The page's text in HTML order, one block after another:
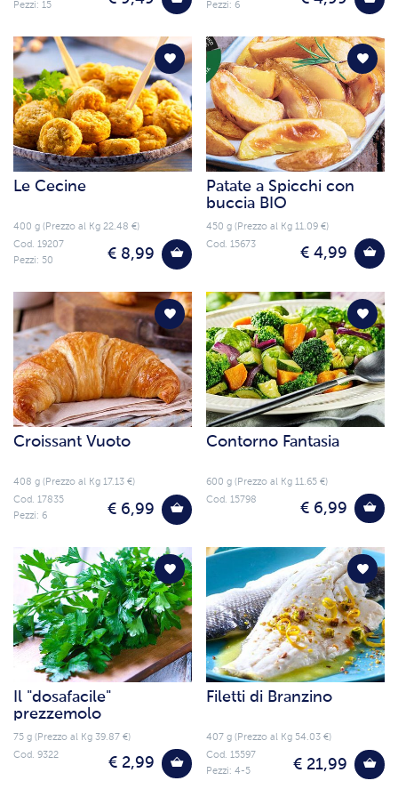
Pezzi: 15
Pezzi: 6
Le Cecine
400 g (Prezzo al Kg 22.48 €)
€ 8,99
Cod. 19207
Pezzi: 50
Patate a Spicchi con
buccia BIO
450 g (Prezzo al Kg 11.09 €)
€ 4,99
Cod. 15673
Croissant Vuoto
408 g (Prezzo al Kg 17.13 €)
€ 6,99
Cod. 17835
Pezzi: 6
Contorno Fantasia
600 g (Prezzo al Kg 11.65 €)
€ 6,99
Cod. 15798
Il "dosafacile"
prezzemolo
75 g (Prezzo al Kg 39.87 €)
€ 2,99
Cod. 9322
Filetti di Branzino
407 g (Prezzo al Kg 54.03 €)
€ 21,99
Cod. 15597
Pezzi: 4-5